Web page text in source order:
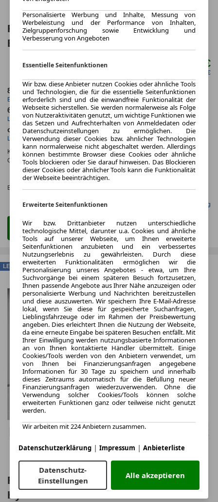
Renault Espace ICONIC FULL HYBRID
E-TECH 200 KLIMA+PDC
409,00 €
netto mtl. 343,70 €
8.2026
Erstzulassung
5.000,0 km
Jahrliche Fahrleistung
60 Monate
Laufzeit
10 km
Kilometerstand
ca. 147 kW (199 PS)
Leistung
Hybrid
Kraftstoff
Kraftstoffverbr.¹:
ca. 4,0 l/100km(komb.)
CO
-Emissionen*:ca. 107 g/km(komb.)
Effizienzklasse:
CO₂-
KLASSE
C (KOMB.)
Gefunden auf mobile.de Leasing
Zum Leasing Angebot
Renault Espace E-Tech Techno Full
Hybrid 7-Sitzer *NUR MIT
LEASING
Personalisierte Werbung und Inhalte, Messung von
Werbeleistung und der Performance von Inhalten,
Zielgruppenforschung sowie Entwicklung und
Verbesserung von Angeboten
Essentielle Seitenfunktionen
Wir bzw. diese Anbieter nutzen Cookies oder ähnliche Tools
und Technologien, die für die essentielle Seitenfunktionen
erforderlich sind und die einwandfreie Funktionalität der
Webseite sicherstellen. Sie werden normalerweise als Folge
von Nutzeraktivitäten genutzt, um wichtige Funktionen wie
das Setzen und Aufrechterhalten von Anmeldedaten oder
Datenschutzeinstellungen zu ermöglichen. Die
Verwendung dieser Cookies bzw. ähnlicher Technologien
kann normalerweise nicht abgeschaltet werden. Allerdings
können bestimmte Browser diese Cookies oder ähnliche
Tools blockieren oder Sie darauf hinweisen. Das Blockieren
dieser Cookies oder ähnlicher Tools kann die Funktionalität
der Webseite beeinträchtigen.
Erweiterte Seitenfunktionen
Wir bzw. Drittanbieter nutzen unterschiedliche
technologische Mittel, darunter u.a. Cookies und ähnliche
Tools auf unserer Webseite, um Ihnen erweiterte
Seitenfunktionen anzubieten und ein verbessertes
Nutzungserlebnis zu gewährleisten. Durch diese
erweiterten Funktionalitäten ermöglichen wir die
Personalisierung unseres Angebotes - etwa, um Ihre
Suchvorgänge bei einem späteren Besuch fortzusetzen,
Ihnen passende Angebote aus Ihrer Nähe anzuzeigen oder
personalisierte Werbung und Nachrichten bereitzustellen
und diese auszuwerten. Wir speichern Ihre E-Mail-Adresse
lokal, wenn Sie diese für gespeicherte Suchanfragen,
Lieblingsfahrzeuge oder im Rahmen der Preisbewertung
angeben. Dies erleichtert Ihnen die Nutzung der Webseite,
da eine erneute Eingabe bei späteren Besuchen entfällt. Mit
Ihrer Einwilligung werden nutzungsbasierte Informationen
an von Ihnen kontaktierte Händler übermittelt. Einige
Cookies/Tools werden von den Anbietern verwendet, um
von Ihnen bei Finanzierungsanfragen angegebene
Informationen für 30 Tage zu speichern und innerhalb
dieses Zeitraums automatisch für die Befüllung neuer
Finanzierungsanfragen wiederzuverwenden. Ohne die
Verwendung solcher Cookies/Tools können solche
erweiterten Funktionen ganz oder teilweise nicht genutzt
werden.
Wir arbeiten mit 224 Anbietern zusammen.
Datenschutzerklärung | Impressum | Anbieterliste
Datenschutz-
Einstellungen
Alle akzeptieren